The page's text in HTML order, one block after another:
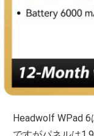
Headwolf WPad